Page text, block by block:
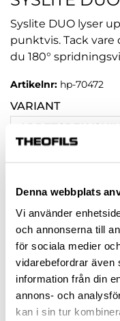
Denna webbplats
Vi använder
och annonserna till
för sociala medier
vidarebefordrar även
information från din
annons- och
kan i sin tur
Syslite DUO lyser
punktvis. Tack
du 180°
Artikelnr: hp-70472
VARIANT
st